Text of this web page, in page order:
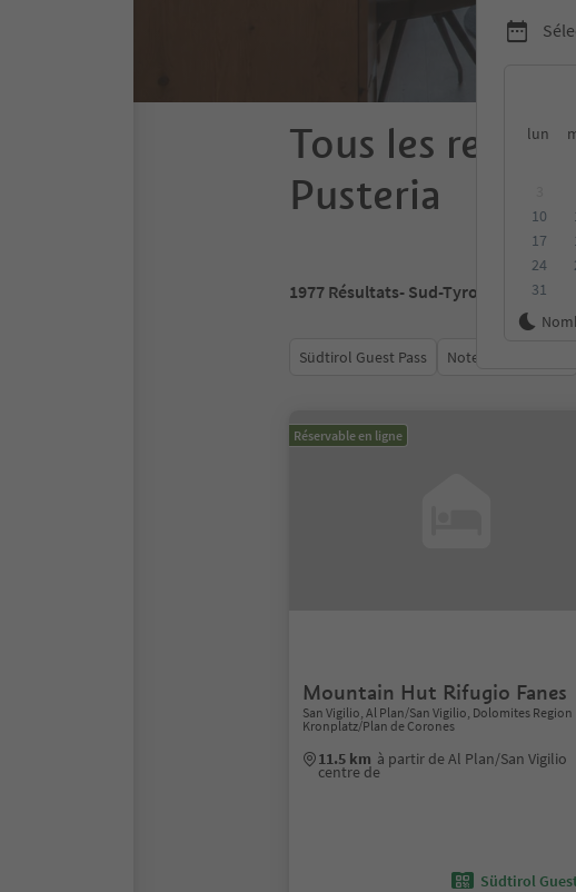
lun
10
17
24
31
Tous les
Pusteria
1977 Résultats- Sud-Tyrol
Südtirol Guest Pass Note moyenne
Réservable en ligne
Mountain Hut Rifugio Fanes
San Vigilio, Al Plan/San Vigilio, Dolomites Region
Kronplatz/Plan de Corones
11.5 km à partir de Al Plan/San Vigilio
centre de
Südtirol